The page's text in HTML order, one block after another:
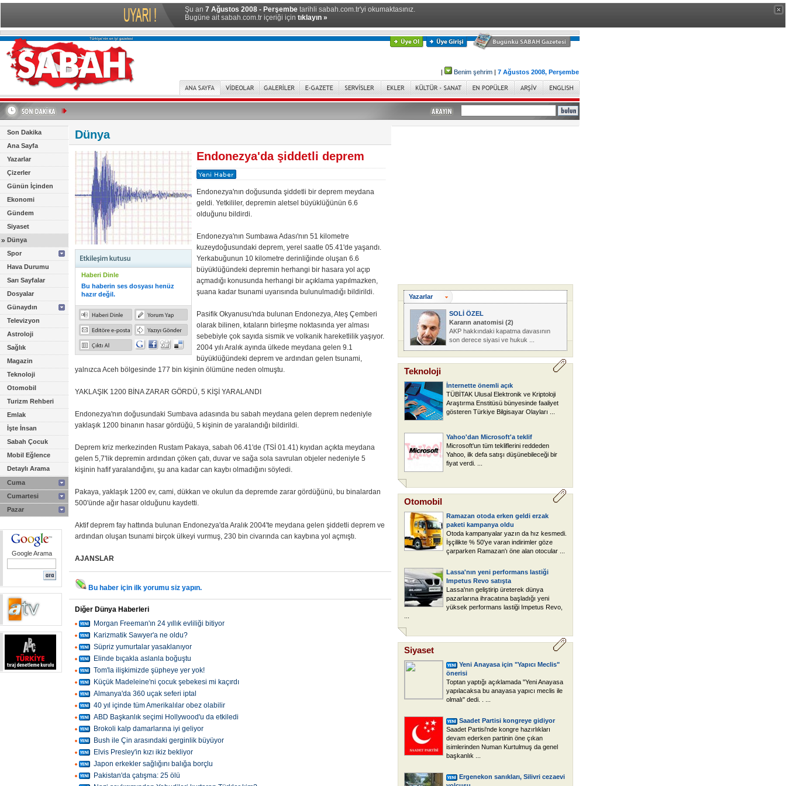
Şu an 7 Ağustos 2008 - Perşembe tarihli sabah.com.tr'yi okumaktasınız.
Bugüne ait sabah.com.tr içeriği için tıklayın »
| Benim şehrim | 7 Ağustos 2008, Perşembe
Son Dakika
Ana Sayfa
Yazarlar
Çizerler
Günün İçinden
Ekonomi
Gündem
Siyaset
» Dünya
Spor
Hava Durumu
Sarı Sayfalar
Dosyalar
Günaydın
Televizyon
Astroloji
Sağlık
Magazin
Teknoloji
Otomobil
Turizm Rehberi
Emlak
İşte İnsan
Sabah Çocuk
Mobil Eğlence
Detaylı Arama
Cuma
Cumartesi
Pazar
Google Arama
Dünya
Haberi Dinle
Bu haberin ses dosyası henüz
hazır değil.
Endonezya'da şiddetli deprem
Endonezya'nın doğusunda şiddetli bir deprem meydana
geldi. Yetkililer, depremin aletsel büyüklüğünün 6.6
olduğunu bildirdi.
Endonezya'nın Sumbawa Adası'nın 51 kilometre
kuzeydoğusundaki deprem, yerel saatle 05.41'de yaşandı.
Yerkabuğunun 10 kilometre derinliğinde oluşan 6.6
büyüklüğündeki depremin herhangi bir hasara yol açıp
açmadığı konusunda herhangi bir açıklama yapılmazken,
şuana kadar tsunami uyarısında bulunulmadığı bildirildi.
Pasifik Okyanusu'nda bulunan Endonezya, Ateş Çemberi
olarak bilinen, kıtaların birleşme noktasında yer alması
sebebiyle çok sayıda sismik ve volkanik hareketlilik yaşıyor.
2004 yılı Aralık ayında ülkede meydana gelen 9.1
büyüklüğündeki deprem ve ardından gelen tsunami,
yalnızca Aceh bölgesinde 177 bin kişinin ölümüne neden olmuştu.
YAKLAŞIK 1200 BİNA ZARAR GÖRDÜ, 5 KİŞİ YARALANDI
Endonezya'nın doğusundaki Sumbava adasında bu sabah meydana gelen deprem nedeniyle
yaklaşık 1200 binanın hasar gördüğü, 5 kişinin de yaralandığı bildirildi.
Deprem kriz merkezinden Rustam Pakaya, sabah 06.41'de (TSİ 01.41) kıyıdan açıkta meydana
gelen 5,7'lik depremin ardından çöken çatı, duvar ve sağa sola savrulan objeler nedeniyle 5
kişinin hafif yaralandığını, şu ana kadar can kaybı olmadığını söyledi.
Pakaya, yaklaşık 1200 ev, cami, dükkan ve okulun da depremde zarar gördüğünü, bu binalardan
500'ünde ağır hasar olduğunu kaydetti.
Aktif deprem fay hattında bulunan Endonezya'da Aralık 2004'te meydana gelen şiddetli deprem ve
ardından oluşan tsunami birçok ülkeyi vurmuş, 230 bin civarında can kaybına yol açmıştı.
AJANSLAR
Bu haber için ilk yorumu siz yapın.
Diğer Dünya Haberleri
Morgan Freeman'ın 24 yıllık evliliği bitiyor
Karizmatik Sawyer'a ne oldu?
Süpriz yumurtalar yasaklanıyor
Elinde bıçakla aslanla boğuştu
Tom'la ilişkimizde şüpheye yer yok!
Küçük Madeleine'ni çocuk şebekesi mi kaçırdı
Almanya'da 360 uçak seferi iptal
40 yıl içinde tüm Amerikalılar obez olabilir
ABD Başkanlık seçimi Hollywood'u da etkiledi
Brokoli kalp damarlarına iyi geliyor
Bush ile Çin arasındaki gerginlik büyüyor
Elvis Presley'in kızı ikiz bekliyor
Japon erkekler sağlığını balığa borçlu
Pakistan'da çatışma: 25 ölü
Yazarlar
SOLİ ÖZEL
Kararın anatomisi (2)
AKP hakkındaki kapatma davasının
son derece siyasi ve hukuk ...
Teknoloji
İnternette önemli açık
TÜBİTAK Ulusal Elektronik ve Kriptoloji
Araştırma Enstitüsü bünyesinde faaliyet
gösteren Türkiye Bilgisayar Olayları ...
Yahoo'dan Microsoft'a teklif
Microsoft'un tüm tekliflerini reddeden
Yahoo, ilk defa satışı düşünebileceği bir
fiyat verdi. ...
Otomobil
Ramazan otoda erken geldi erzak
paketi kampanya oldu
Otoda kampanyalar yazın da hız kesmedi.
İşçilikte % 50'ye varan indirimler göze
çarparken Ramazan'ı öne alan otocular ...
Lassa'nın yeni performans lastiği
Impetus Revo satışta
Lassa'nın geliştirip üreterek dünya
pazarlarına ihracatına başladığı yeni
yüksek performans lastiği Impetus Revo,
Siyaset
Yeni Anayasa için "Yapıcı Meclis"
önerisi
Toptan yaptığı açıklamada "Yeni Anayasa
yapılacaksa bu anayasa yapıcı meclis ile
olmalı" dedi. . ...
Saadet Partisi kongreye gidiyor
Saadet Partisi'nde kongre hazırlıkları
devam ederken partinin öne çıkan
isimlerinden Numan Kurtulmuş da genel
başkanlık ...
Ergenekon sanıkları, Silivri cezaevi